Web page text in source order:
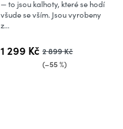
1 299 Kč 2 899 Kč
(–55 %)
— to jsou kalhoty, které se hodí
všude se vším. Jsou vyrobeny
z...